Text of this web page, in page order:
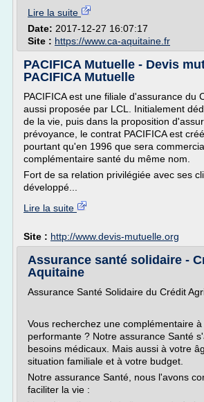
Lire la suite
Date: 2017-12-27 16:07:17
Site : https://www.ca-aquitaine.fr
PACIFICA Mutuelle - Devis
PACIFICA Mutuelle
PACIFICA est une filiale d'assurance du
aussi proposée par LCL. Initialement
de la vie, puis dans la proposition
prévoyance, le contrat PACIFICA est
pourtant qu'en 1996 que sera
complémentaire santé du même nom.
Fort de sa relation privilégiée avec ses
développé...
Lire la suite
Site : http://www.devis-mutuelle.org
Assurance santé solidaire -
Aquitaine
Assurance Santé Solidaire du Crédit
Vous recherchez une complémentaire
performante ? Notre assurance Santé
besoins médicaux. Mais aussi à votre
situation familiale et à votre budget.
Notre assurance Santé, nous l'avons
faciliter la vie :